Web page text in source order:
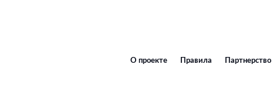
О проекте Правила Партнерство